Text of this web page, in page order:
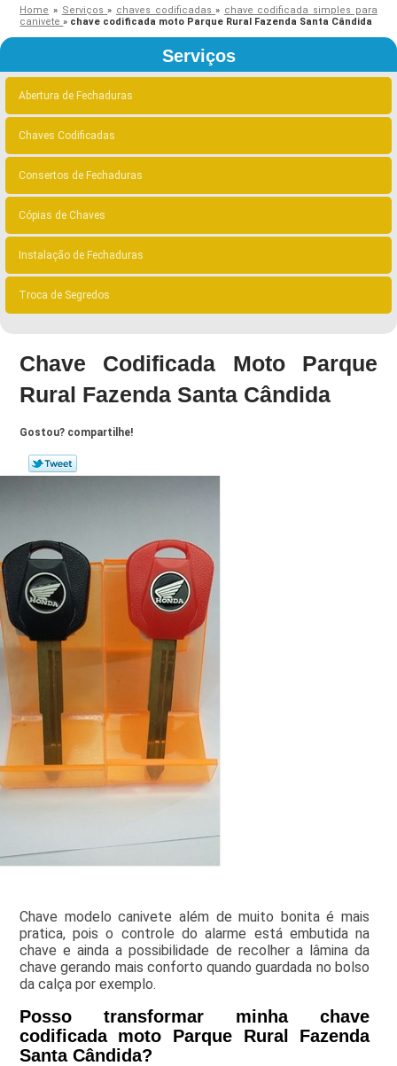
Home » Serviços» chaves codificadas» chave codificada simples para
canivete» chave codificada moto Parque Rural Fazenda Santa Cândida
Serviços
Abertura de Fechaduras
Chaves Codificadas
Consertos de Fechaduras
Cópias de Chaves
Instalação de Fechaduras
Troca de Segredos
Chave Codificada Moto Parque
Rural Fazenda Santa Cândida
Gostou? compartilhe!
Chave modelo canivete além de muito bonita é mais
pratica, pois o controle do alarme está embutida na
chave e ainda a possibilidade de recolher a lâmina da
chave gerando mais conforto quando guardada no bolso
da calça por exemplo.
Posso transformar minha chave
codificada moto Parque Rural Fazenda
Santa Cândida?